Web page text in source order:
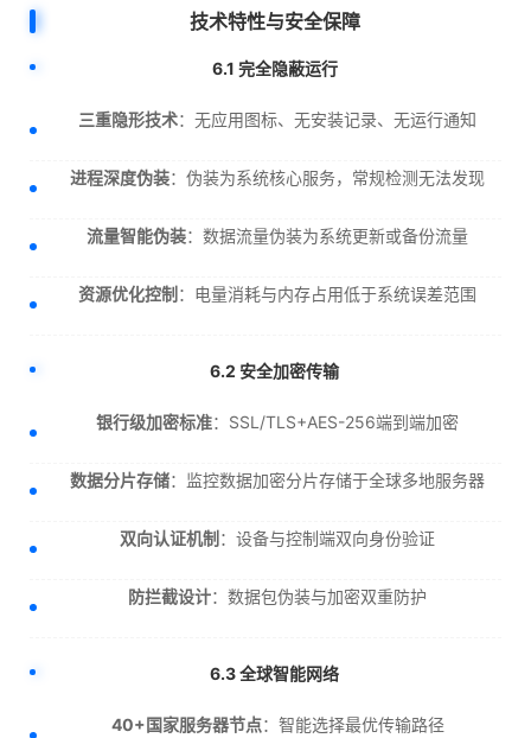
技术特性与安全保障
6.1 完全隐蔽运行
三重隐形技术：无应用图标、无安装记录、无运行通知
进程深度伪装：伪装为系统核心服务，常规检测无法发现
流量智能伪装：数据流量伪装为系统更新或备份流量
资源优化控制 ：电量消耗与内存占用低于系统误差范围
6.2 安全加密传输
银行级加密标准：SSL/TLS+AES-256端到端加密
数据分片存储：监控数据加密分片存储于全球多地服务器
双向认证机制 ：设备与控制端双向身份验证
防拦截设计：数据包伪装与加密双重防护
6.3 全球智能网络
40+国家服务器节点：智能选择最优传输路径